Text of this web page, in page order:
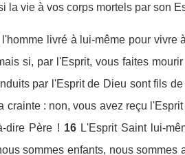
la vie à vos corps mortels par son
livré à lui-même pour vivre
si, par l'Esprit, vous faites
par l'Esprit de Dieu sont fils
: non, vous avez reçu
dire Père ! 16 L'Esprit Saint lui-
sommes enfants, nous sommes